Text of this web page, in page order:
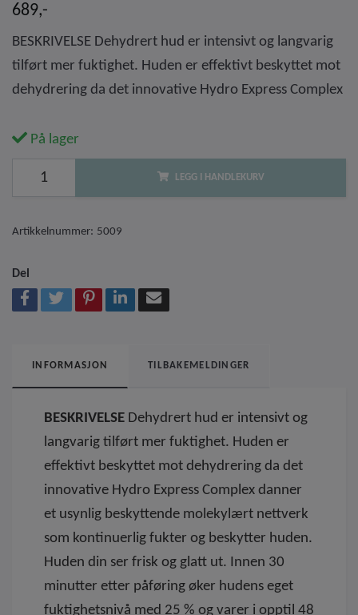
689,-
BESKRIVELSE Dehydrert hud er intensivt og langvarig
tilført mer fuktighet. Huden er effektivt beskyttet mot
dehydrering da det innovative Hydro Express Complex
På lager
LEGG I HANDLEKURV
Artikkelnummer: 5009
Del
INFORMASJON TILBAKEMELDINGER
BESKRIVELSE Dehydrert hud er intensivt og
langvarig tilført mer fuktighet. Huden er
effektivt beskyttet mot dehydrering da det
innovative Hydro Express Complex danner
et usynlig beskyttende molekylært nettverk
som kontinuerlig fukter og beskytter huden.
Huden din ser frisk og glatt ut. Innen 30
minutter etter påføring øker hudens eget
fuktighetsnivå med 25 % og varer i opptil 48